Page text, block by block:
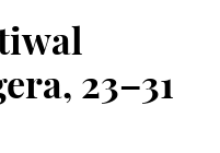
23–31